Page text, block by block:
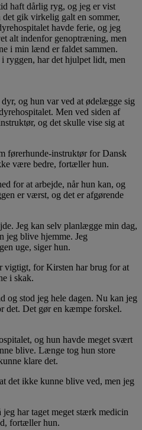
haft dårlig ryg, og jeg er vist
gik virkelig galt en sommer,
havde ferie, og jeg
alt indenfor genoptræning, men
i min lænd er faldet sammen.
ryggen, har det hjulpet lidt, men
og hun var ved at ødelægge sig
Men ved siden af
og det skulle vise sig at
førerhunde-instruktør for Dansk
være bedre, fortæller hun.
for at arbejde, når hun kan, og
er værst, og det er afgørende
Jeg kan selv planlægge min dag,
jeg blive hjemme. Jeg
uge, siger hun.
vigtigt, for Kirsten har brug for at
i skak.
og stod jeg hele dagen. Nu kan jeg
det. Det gør en kæmpe forskel.
og hun havde meget svært
blive. Længe tog hun store
klare det.
det ikke kunne blive ved, men jeg
har taget meget stærk medicin
fortæller hun.